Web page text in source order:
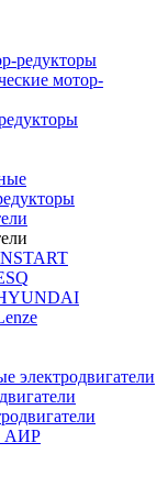
редукторы
мотор-
электродвигатели
АИР